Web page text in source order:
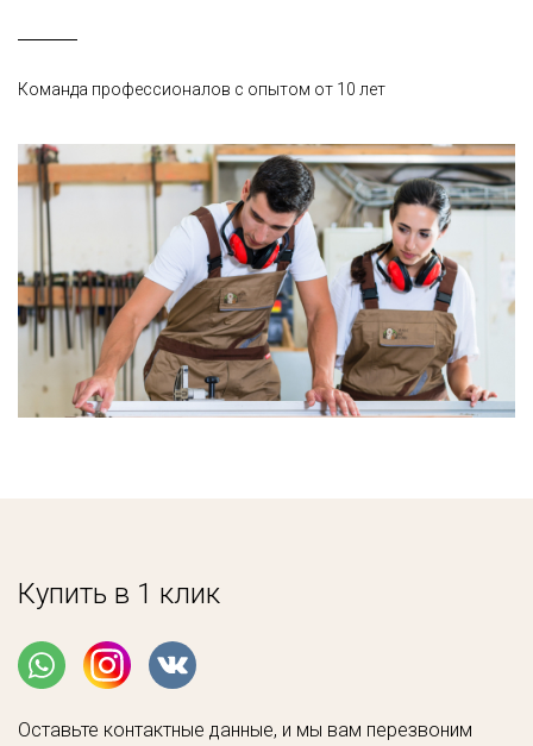
Команда профессионалов с опытом от 10 лет
Купить в 1 клик
Оставьте контактные данные, и мы вам перезвоним